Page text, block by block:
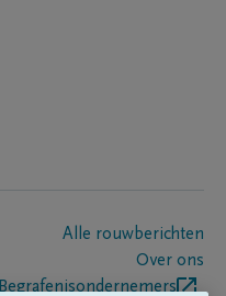
Alle rouwberichten
Over ons
Begrafenisondernemers